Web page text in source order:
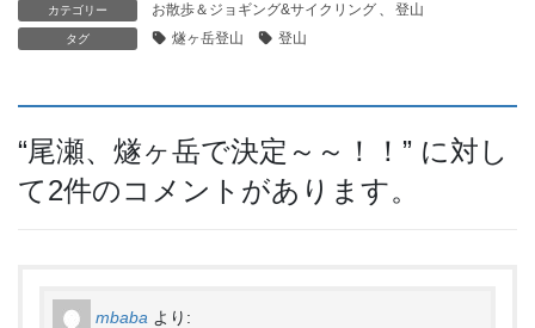
カテゴリー お散歩＆ジョギング&サイクリング 、 登山
タグ 燧ヶ岳登山 登山
“尾瀬、燧ヶ岳で決定～～！！ ” に対し
て2件のコメントがあります。
mbaba より: